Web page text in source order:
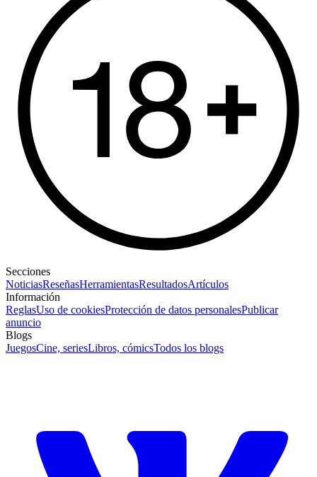
Secciones
NoticiasReseñasHerramientasResultadosArtículos
Información
ReglasUso de cookiesProtección de datos personalesPublicar
anuncio
Blogs
JuegosCine, seriesLibros, cómicsTodos los blogs